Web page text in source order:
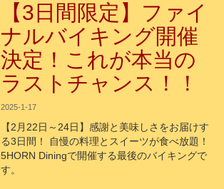
【3日間限定】ファイ
ナルバイキング開催
決定！これが本当の
ラストチャンス！！
2025-1-17
【2月22日～24日】感謝と美味しさをお届けす
る3日間！ 自慢の料理とスイーツが食べ放題！
5HORN Diningで開催する最後のバイキングで
す。